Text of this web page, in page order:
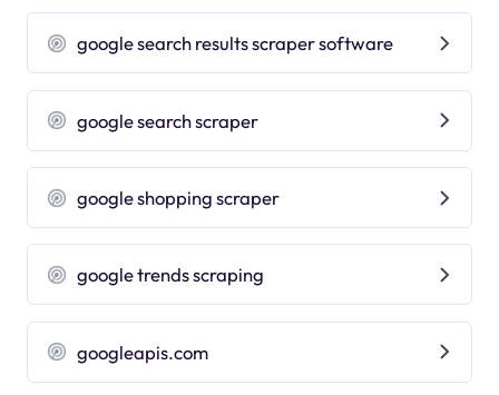
google search results scraper software
google search scraper
google shopping scraper
google trends scraping
googleapis.com